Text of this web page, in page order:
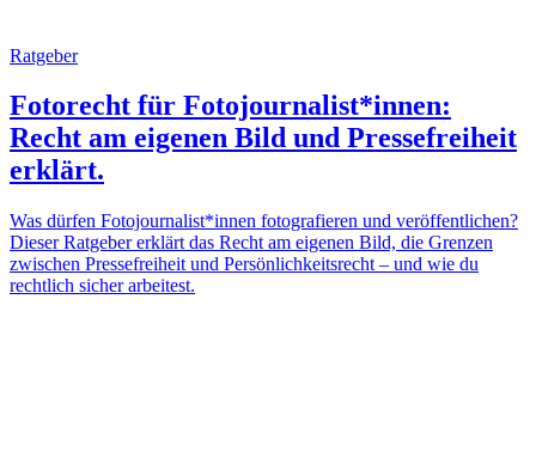
Ratgeber
Fotorecht für Fotojournalist*innen:
Recht am eigenen Bild und Pressefreiheit
erklärt.
Was dürfen Fotojournalist*innen fotografieren und veröffentlichen?
Dieser Ratgeber erklärt das Recht am eigenen Bild, die Grenzen
zwischen Pressefreiheit und Persönlichkeitsrecht – und wie du
rechtlich sicher arbeitest.